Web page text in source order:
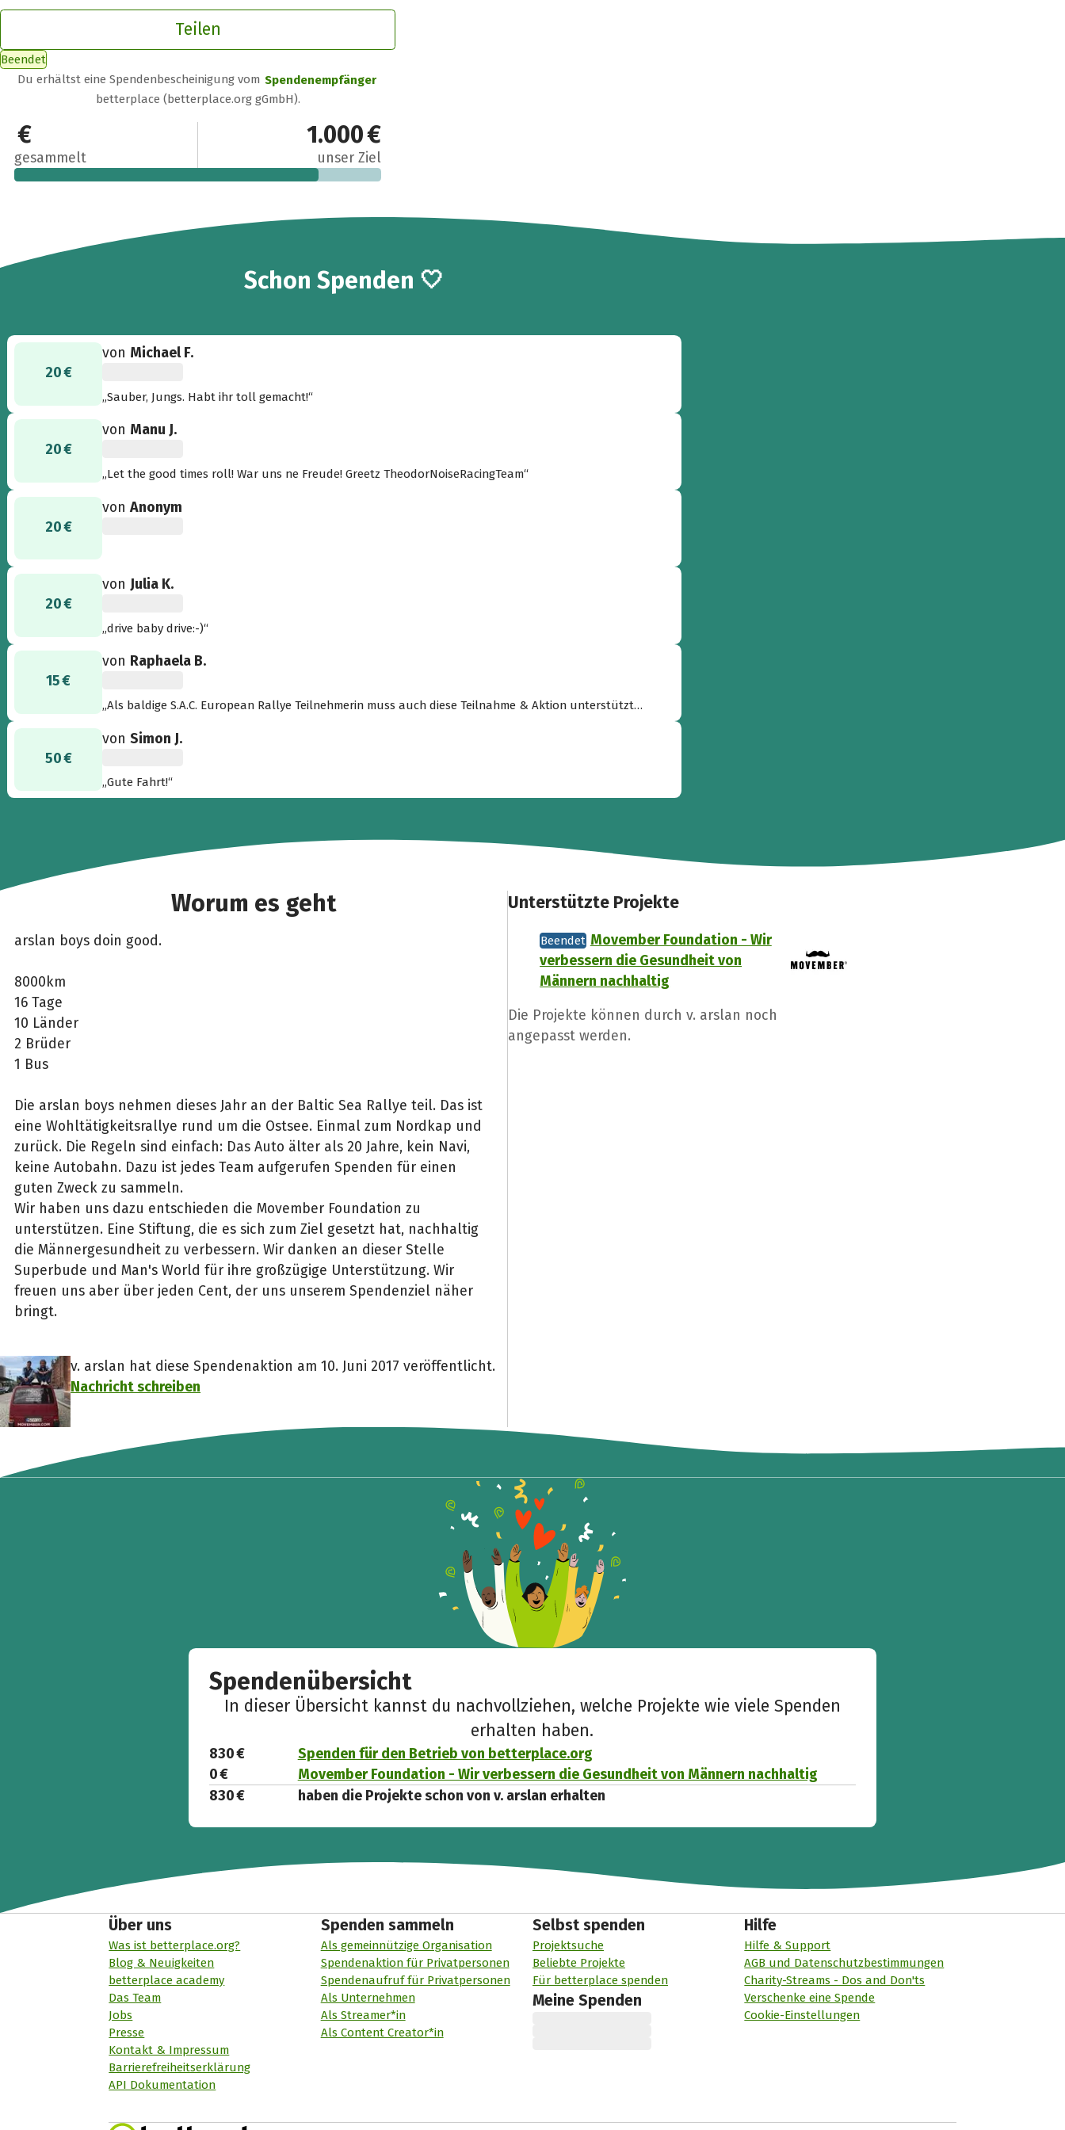
Teilen
Beendet
Du erhältst eine Spendenbescheinigung vom Spendenempfänger
betterplace (betterplace.org gGmbH).
830 €
gesammelt
1.000 €
unser Ziel
Schon12
Spenden 🤍
20 €
von Michael F.
„Sauber, Jungs. Habt ihr toll gemacht!“
20 €
von Manu J.
„Let the good times roll! War uns ne Freude! Greetz TheodorNoiseRacingTeam“
20 €
vonAnonym
20 €
von Julia K.
„drive baby drive:-)“
15 €
von Raphaela B.
„Als baldige S.A.C. European Rallye Teilnehmerin muss auch diese Teilnahme & Aktion unterstützt
50 €
vonSimon J.
„Gute Fahrt!“
Worum es geht
arslan boys doin good.
8000km
16 Tage
10 Länder
2 Brüder
1 Bus
Die arslan boys nehmen dieses Jahr an der Baltic Sea Rallye teil. Das ist
eine Wohltätigkeitsrallye rund um die Ostsee. Einmal zum Nordkap und
zurück. Die Regeln sind einfach: Das Auto älter als 20 Jahre, kein Navi,
keine Autobahn. Dazu ist jedes Team aufgerufen Spenden für einen
guten Zweck zu sammeln.
Wir haben uns dazu entschieden die Movember Foundation zu
unterstützen. Eine Stiftung, die es sich zum Ziel gesetzt hat, nachhaltig
die Männergesundheit zu verbessern. Wir danken an dieser Stelle
Superbude und Man's World für ihre großzügige Unterstützung. Wir
freuen uns aber über jeden Cent, der uns unserem Spendenziel näher
bringt.
v. arslan hat diese Spendenaktion am 10. Juni 2017 veröffentlicht.
Nachricht schreiben
Unterstützte Projekte
Beendet Movember Foundation - Wir
verbessern die Gesundheit von
Männern nachhaltig
Die Projekte können durch v. arslan noch
angepasst werden.
Spendenübersicht
In dieser Übersicht kannst du nachvollziehen, welche Projekte wie viele Spenden
erhalten haben.
830 €
Spenden für den Betrieb von betterplace.org
0 €
Movember Foundation - Wir verbessern die Gesundheit von Männern nachhaltig
830 €
haben die Projekte schon von v. arslan erhalten
Über uns
Was ist betterplace.org?
Blog & Neuigkeiten
betterplace academy
Das Team
Jobs
Presse
Kontakt & Impressum
Barrierefreiheitserklärung
API Dokumentation
Spenden sammeln
Als gemeinnützige Organisation
Spendenaktion für Privatpersonen
Spendenaufruf für Privatpersonen
Als Unternehmen
Als Streamer*in
Als Content Creator*in
Selbst spenden
Projektsuche
Beliebte Projekte
Für betterplace spenden
Meine Spenden
Hilfe
Hilfe & Support
AGB und Datenschutzbestimmungen
Charity-Streams - Dos and Don'ts
Verschenke eine Spende
Cookie-Einstellungen